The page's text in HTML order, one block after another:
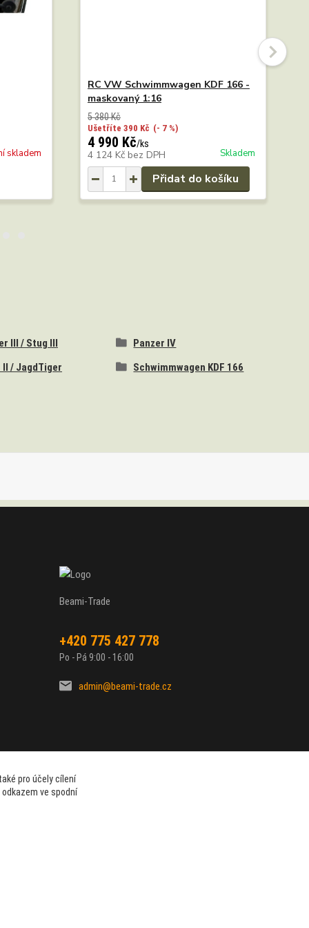
skladem
RC VW Schwimmwagen KDF 166 -
maskovaný 1:16
5 380 Kč
Ušetříte 390 Kč (- 7 %)
4 990 Kč/ks
4 124 Kč bez DPH Skladem
Přidat do košíku
III / Stug III
Panzer IV
/ JagdTiger
Schwimmwagen KDF 166
Beami-Trade
+420 775 427 778
Po - Pá 9:00 - 16:00
admin@beami-trade.cz
pro účely cílení
ve spodní